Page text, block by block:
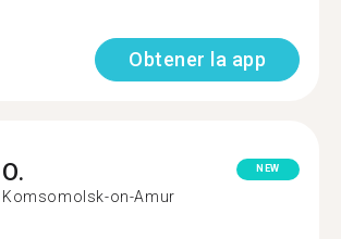
Obtener la app
O.
Komsomolsk-on-Amur
NEW